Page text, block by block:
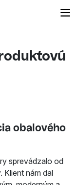
obalového
sprevádzalo od
Klient nám dal